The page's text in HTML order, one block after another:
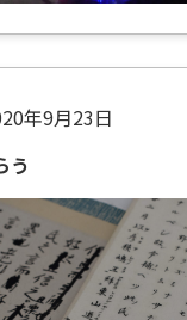
年9月23日
う